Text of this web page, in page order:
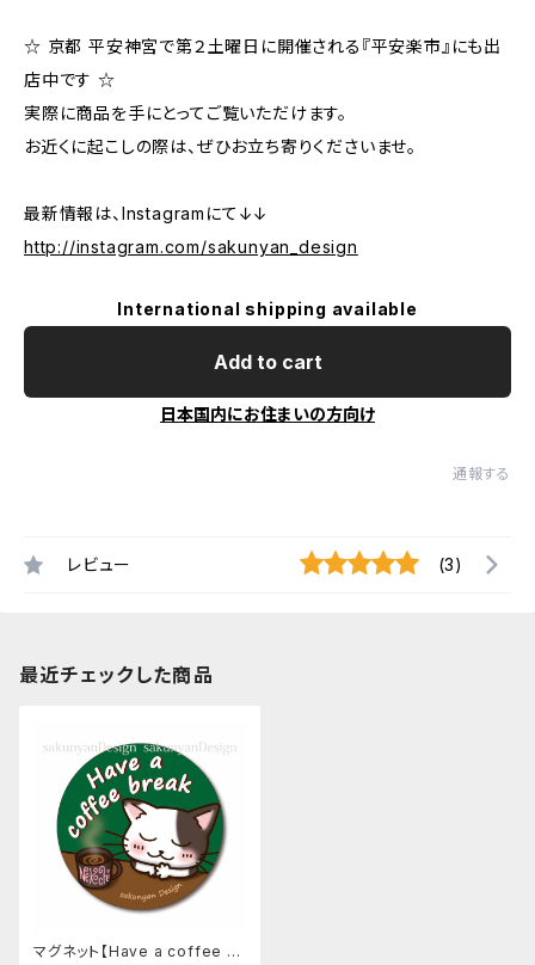
☆ 京都 平安神宮で第２土曜日に開催される『平安楽市』にも出
店中です ☆
実際に商品を手にとってご覧いただけます。
お近くに起こしの際は、ぜひお立ち寄りくださいませ。
最新情報は、Instagramにて↓↓
http://instagram.com/sakunyan_design
International shipping available
Add to cart
日本国内にお住まいの方向け
通報する
レビュー (3)
最近チェックした商品
マグネット【Have a coffee br